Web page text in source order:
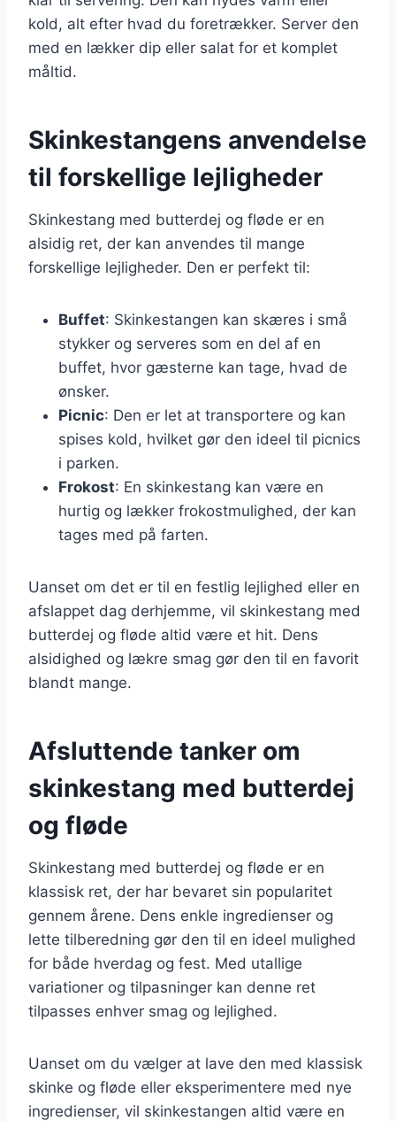
kold, alt efter hvad du foretrækker. Server den
med en lækker dip eller salat for et komplet
måltid.
Skinkestangens anvendelse
til forskellige lejligheder
Skinkestang med butterdej og fløde er en
alsidig ret, der kan anvendes til mange
forskellige lejligheder. Den er perfekt til:
Buffet: Skinkestangen kan skæres i små
stykker og serveres som en del af en
buffet, hvor gæsterne kan tage, hvad de
ønsker.
Picnic: Den er let at transportere og kan
spises kold, hvilket gør den ideel til picnics
i parken.
Frokost: En skinkestang kan være en
hurtig og lækker frokostmulighed, der kan
tages med på farten.
Uanset om det er til en festlig lejlighed eller en
afslappet dag derhjemme, vil skinkestang med
butterdej og fløde altid være et hit. Dens
alsidighed og lækre smag gør den til en favorit
blandt mange.
Afsluttende tanker om
skinkestang med butterdej
og fløde
Skinkestang med butterdej og fløde er en
klassisk ret, der har bevaret sin popularitet
gennem årene. Dens enkle ingredienser og
lette tilberedning gør den til en ideel mulighed
for både hverdag og fest. Med utallige
variationer og tilpasninger kan denne ret
tilpasses enhver smag og lejlighed.
Uanset om du vælger at lave den med klassisk
skinke og fløde eller eksperimentere med nye
ingredienser, vil skinkestangen altid være en